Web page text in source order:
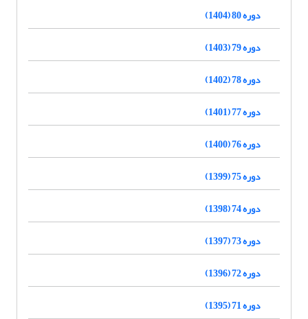
دوره 80 (1404)
دوره 79 (1403)
دوره 78 (1402)
دوره 77 (1401)
دوره 76 (1400)
دوره 75 (1399)
دوره 74 (1398)
دوره 73 (1397)
دوره 72 (1396)
دوره 71 (1395)